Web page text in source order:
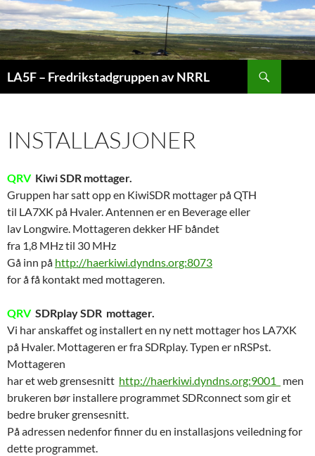
Hopp
til
innhold
LA5F – Fredrikstadgruppen av NRRL
INSTALLASJONER
QRVKiwi SDR mottager.
Gruppen har satt opp en KiwiSDR mottager på QTH
til LA7XK på Hvaler. Antennen er en Beverage eller
lav Longwire. Mottageren dekker HF båndet
fra 1,8 MHz til 30 MHz
Gå inn på http://haerkiwi.dyndns.org:8073
for å få kontakt med mottageren.
QRVSDRplay SDR mottager.
Vi har anskaffet og installert en ny nett mottager hos LA7XK
på Hvaler. Mottageren er fra SDRplay. Typen er nRSPst.
Mottageren
har et web grensesnitt http://haerkiwi.dyndns.org:9001
men
brukeren bør installere programmet SDRconnect som gir et
bedre bruker grensesnitt.
På adressen nedenfor finner du en installasjons veiledning for
dette programmet.